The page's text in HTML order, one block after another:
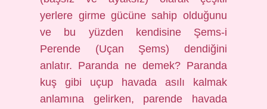
yerlere girme gücüne sahip olduğunu
ve bu yüzden kendisine Şems-i
Perende (Uçan Şems) dendiğini
anlatır. Paranda ne demek? Paranda
kuş gibi uçup havada asılı kalmak
anlamına gelirken, parende havada